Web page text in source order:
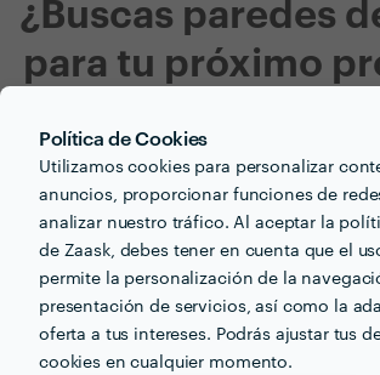
Política de Cookies
Utilizamos cookies para personalizar
anuncios, proporcionar funciones de
analizar nuestro tráfico. Al aceptar la
de Zaask, debes tener en cuenta que el
permite la personalización de la
presentación de servicios, así como la
oferta a tus intereses. Podrás ajustar tus
cookies en cualquier momento.
¿Buscas paredes
para tu próximo
encontrar profesionales